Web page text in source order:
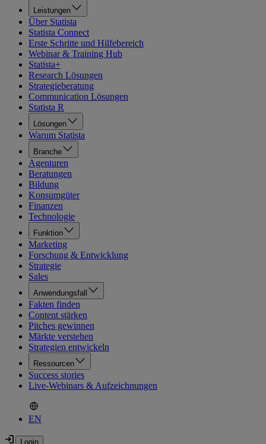
Leistungen
Über Statista
Statista Connect
Erste Schritte und Hilfebereich
Webinar & Training Hub
Statista+
Research Lösungen
Strategieberatung
Communication Lösungen
Statista R
Lösungen
Warum Statista
Branche
Agenturen
Beratungen
Bildung
Konsumgüter
Finanzen
Technologie
Funktion
Marketing
Forschung & Entwicklung
Strategie
Sales
Anwendungsfall
Fakten finden
Content stärken
Pitches gewinnen
Märkte verstehen
Strategien entwickeln
Ressourcen
Success stories
Live-Webinars & Aufzeichnungen
EN